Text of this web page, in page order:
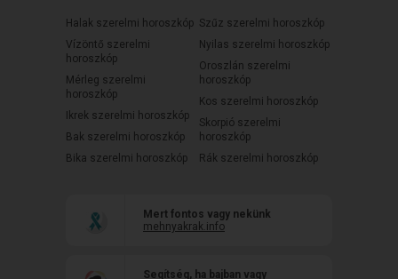
Halak szerelmi horoszkóp
Vízöntő szerelmi
horoszkóp
Mérleg szerelmi
horoszkóp
Ikrek szerelmi horoszkóp
Bak szerelmi horoszkóp
Bika szerelmi horoszkóp
Szűz szerelmi horoszkóp
Nyilas szerelmi horoszkóp
Oroszlán szerelmi
horoszkóp
Kos szerelmi horoszkóp
Skorpió szerelmi
horoszkóp
Rák szerelmi horoszkóp
Mert fontos vagy nekünk
mehnyakrak.info
Segítség, ha bajban vagy